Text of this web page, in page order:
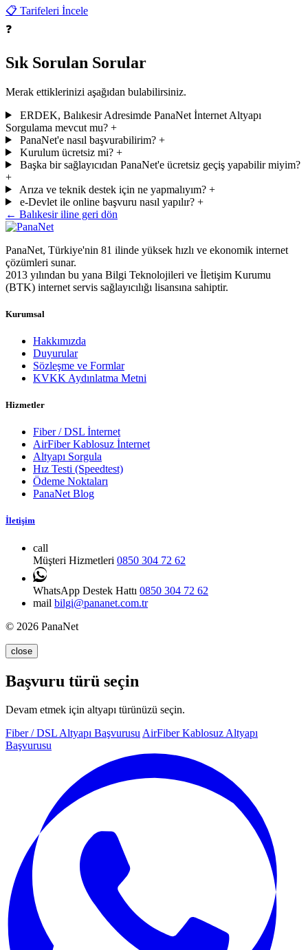
📋 Tarifeleri İncele
❓
Sık Sorulan Sorular
Merak ettiklerinizi aşağıdan bulabilirsiniz.
ERDEK, Balıkesir Adresimde PanaNet İnternet Altyapı
Sorgulama mevcut mu? +
PanaNet'e nasıl başvurabilirim? +
Kurulum ücretsiz mi? +
Başka bir sağlayıcıdan PanaNet'e ücretsiz geçiş yapabilir miyim?
+
Arıza ve teknik destek için ne yapmalıyım? +
e-Devlet ile online başvuru nasıl yapılır? +
← Balıkesir iline geri dön
PanaNet, Türkiye'nin 81 ilinde yüksek hızlı ve ekonomik internet
çözümleri sunar.
2013 yılından bu yana Bilgi Teknolojileri ve İletişim Kurumu
(BTK) internet servis sağlayıcılığı lisansına sahiptir.
Kurumsal
Hakkımızda
Duyurular
Sözleşme ve Formlar
KVKK Aydınlatma Metni
Hizmetler
Fiber / DSL İnternet
AirFiber Kablosuz İnternet
Altyapı Sorgula
Hız Testi (Speedtest)
Ödeme Noktaları
PanaNet Blog
İletişim
call
Müşteri Hizmetleri 0850 304 72 62
WhatsApp Destek Hattı 0850 304 72 62
mail bilgi@pananet.com.tr
© 2026 PanaNet
close
Başvuru türü seçin
Devam etmek için altyapı türünüzü seçin.
Fiber / DSL Altyapı BaşvurusuAirFiber Kablosuz Altyapı
Başvurusu